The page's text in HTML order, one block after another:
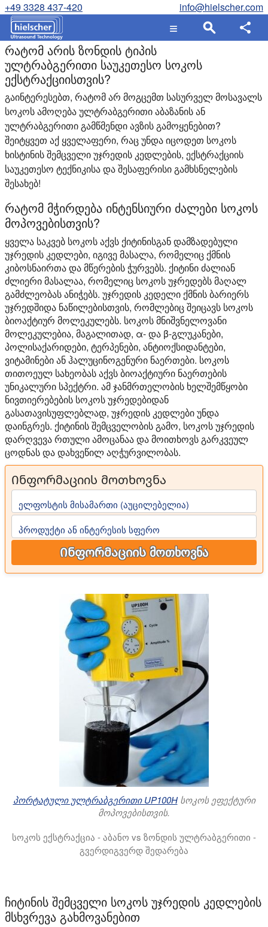
+49 3328 437-420 info@hielscher.com
რატომ არის ზონდის ტიპის
ულტრაბგერითი საუკეთესო სოკოს
ექსტრაქციისთვის?
გაინტერესებთ, რატომ არ მოგცემთ სასურველ მოსავალს
სოკოს ამოღება ულტრაბგერითი აბაზანის ან
ულტრაბგერითი გამწმენდი ავზის გამოყენებით?
შეიტყვეთ აქ ყველაფერი, რაც უნდა იცოდეთ სოკოს
ხისტინის შემცველი უჯრედის კედლების, ექსტრაქციის
საუკეთესო ტექნიკისა და შესაფერისი გამხსნელების
შესახებ!
რატომ მჭირდება ინტენსიური ძალები სოკოს
მოპოვებისთვის?
ყველა საკვებ სოკოს აქვს ქიტინისგან დამზადებული
უჯრედის კედლები, იგივე მასალა, რომელიც ქმნის
კიბოსნაირთა და მწერების ჭურვებს. ქიტინი ძალიან
ძლიერი მასალაა, რომელიც სოკოს უჯრედებს მაღალ
გამძლეობას ანიჭებს. უჯრედის კედელი ქმნის ბარიერს
უჯრედშიდა ნაწილებისთვის, რომლებიც შეიცავს სოკოს
ბიოაქტიურ მოლეკულებს. სოკოს მნიშვნელოვანი
მოლეკულებია, მაგალითად, α- და β-გლუკანები,
პოლისაქარიდები, ტერპენები, ანტიოქსიდანტები,
ვიტამინები ან ჰალუცინოგენური ნაერთები. სოკოს
თითოეულ სახეობას აქვს ბიოაქტიური ნაერთების
უნიკალური სპექტრი. ამ ჯანმრთელობის ხელშემწყობი
ნივთიერებების სოკოს უჯრედებიდან
გასათავისუფლებლად, უჯრედის კედლები უნდა
დაინგრეს. ქიტინის შემცველობის გამო, სოკოს უჯრედის
დარღვევა რთული ამოცანაა და მოითხოვს გარკვეულ
ცოდნას და დახვეწილ აღჭურვილობას.
Ინფორმაციის მოთხოვნა
ელფოსტის მისამართი (აუცილებელია)
პროდუქტი ან ინტერესის სფერო
Ინფორმაციის მოთხოვნა
პორტატული ულტრაბგერითი UP100Hსოკოს ეფექტური
მოპოვებისთვის.
სოკოს ექსტრაქცია - აბანო vs ზონდის ულტრაბგერითი -
გვერდიგვერდ შედარება
ჩიტინის შემცველი სოკოს უჯრედის კედლების
მსხვრევა გახმოვანებით